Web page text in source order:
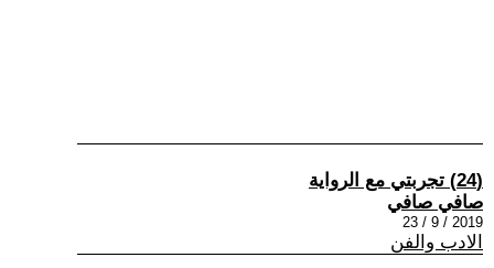
(24) تجربتي مع الرواية
صافي صافي
2019 / 9 / 23
الادب والفن